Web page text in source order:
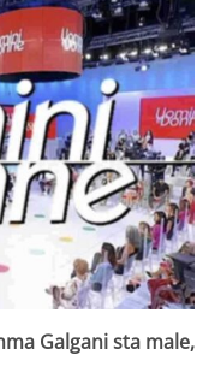
Galgani sta male,